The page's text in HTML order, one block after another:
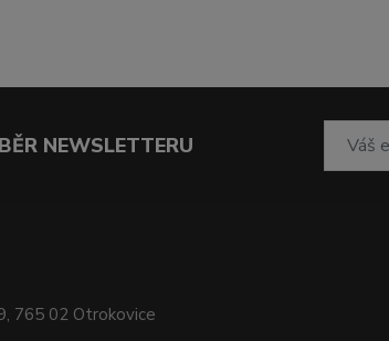
NEWSLETTERU
765 02 Otrokovice